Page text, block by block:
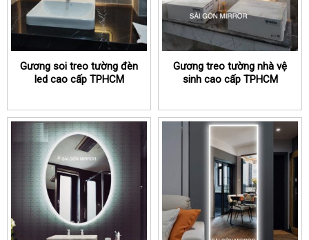
Gương soi treo tường đèn
led cao cấp TPHCM
Gương treo tường nhà vệ
sinh cao cấp TPHCM